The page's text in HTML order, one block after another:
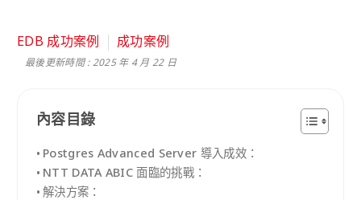
EDB 成功案例 成功案例
最後更新時間 : 2025 年 4 月 22 日
內容目錄
Postgres Advanced Server 導入成效：
NTT DATA ABIC 面臨的挑戰：
解決方案：